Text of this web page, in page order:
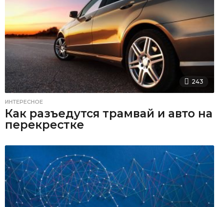
243
ИНТЕРЕСНОЕ
Как разъедутся трамвай и авто на
перекрестке